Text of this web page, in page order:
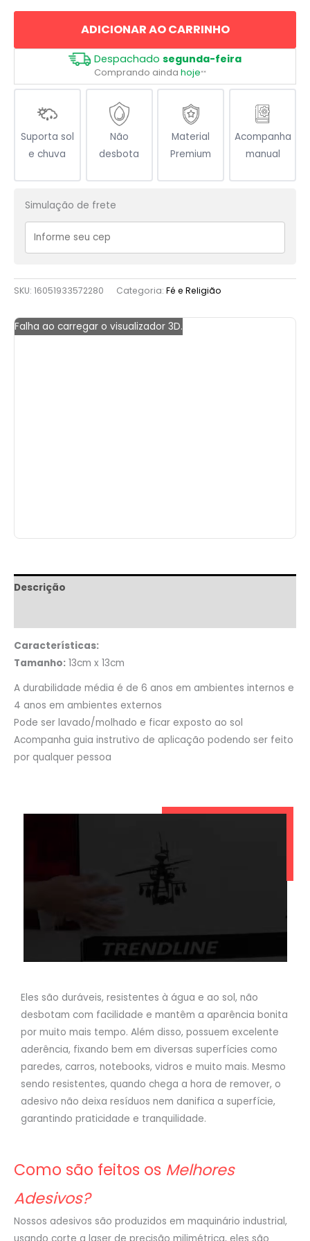
Flor
Lotus
ADICIONAR AO CARRINHO
Despachado segunda-feira
Comprando ainda hoje**
Suporta sol
e chuva
Não
desbota
Material
Premium
Acompanha
manual
Simulação de frete
SKU: 16051933572280 Categoria: Fé e Religião
Falha ao carregar o visualizador 3D.
Descrição
Características:
Tamanho: 13cm x 13cm
A durabilidade média é de 6 anos em ambientes internos e
4 anos em ambientes externos
Pode ser lavado/molhado e ficar exposto ao sol
Acompanha guia instrutivo de aplicação podendo ser feito
por qualquer pessoa
Eles são duráveis, resistentes à água e ao sol, não
desbotam com facilidade e mantêm a aparência bonita
por muito mais tempo. Além disso, possuem excelente
aderência, fixando bem em diversas superfícies como
paredes, carros, notebooks, vidros e muito mais. Mesmo
sendo resistentes, quando chega a hora de remover, o
adesivo não deixa resíduos nem danifica a superfície,
garantindo praticidade e tranquilidade.
Como são feitos os Melhores
Adesivos?
Nossos adesivos são produzidos em maquinário industrial,